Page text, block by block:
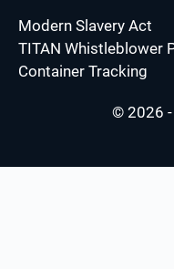
Modern Slavery Act
TITAN Whistleblower
Container Tracking
© 2026 -